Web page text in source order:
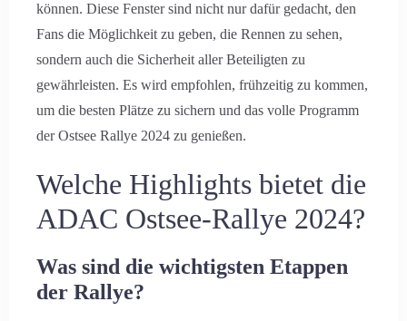
können. Diese Fenster sind nicht nur dafür gedacht, den
Fans die Möglichkeit zu geben, die Rennen zu sehen,
sondern auch die Sicherheit aller Beteiligten zu
gewährleisten. Es wird empfohlen, frühzeitig zu kommen,
um die besten Plätze zu sichern und das volle Programm
der Ostsee Rallye 2024 zu genießen.
Welche Highlights bietet die
ADAC Ostsee-Rallye 2024?
Was sind die wichtigsten Etappen
der Rallye?